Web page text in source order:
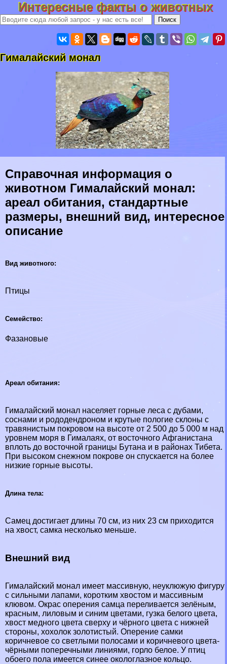
Интересные факты о животных
Гималайский монал
Справочная информация о
животном Гималайский монал:
ареал обитания, стандартные
размеры, внешний вид, интересное
описание
Вид животного:
Птицы
Семейство:
Фазановые
Ареал обитания:
Гималайский монал населяет горные леса с дубами,
соснами и рододендроном и крутые пологие склоны с
травянистым покровом на высоте от 2 500 до 5 000 м над
уровнем моря в Гималаях, от восточного Афганистана
вплоть до восточной границы Бутана и в районах Тибета.
При высоком снежном покрове он спускается на более
низкие горные высоты.
Длина тела:
Самец достигает длины 70 см, из них 23 см приходится
на хвост, самка несколько меньше.
Внешний вид
Гималайский монал имеет массивную, неуклюжую фигуру
с сильными лапами, коротким хвостом и массивным
клювом. Окрас оперения самца переливается зелёным,
красным, лиловым и синим цветами, гузка белого цвета,
хвост медного цвета сверху и чёрного цвета с нижней
стороны, хохолок золотистый. Оперение самки
коричневое со светлыми полосами и коричневого цвета-
чёрными поперечными линиями, горло белое. У птиц
обоего пола имеется синее окологлазное кольцо.